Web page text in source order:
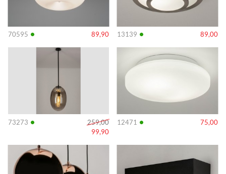
70595 • 89,90 13139 • 89,00
73273 •
259,00
99,90
Info
12471 • 75,00
Info
Info Info